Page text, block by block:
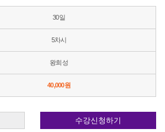
30일
5차시
왕희성
40,000원
수강신청하기